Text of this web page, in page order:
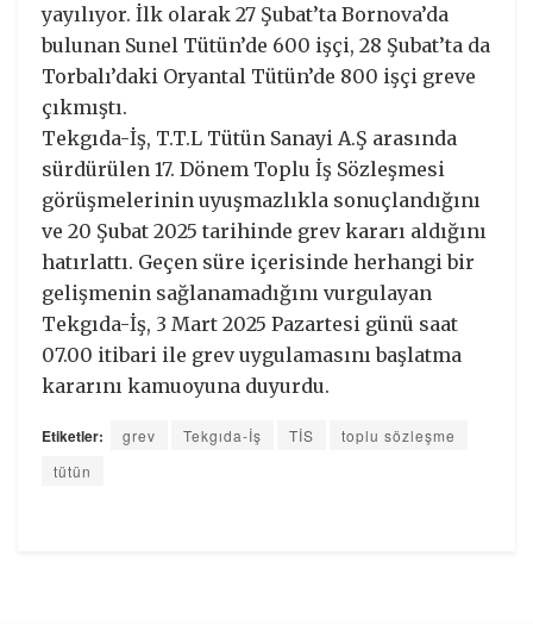
yayılıyor. İlk olarak 27 Şubat’ta Bornova’da
bulunan Sunel Tütün’de 600 işçi, 28 Şubat’ta da
Torbalı’daki Oryantal Tütün’de 800 işçi greve
çıkmıştı.
Tekgıda-İş, T.T.L Tütün Sanayi A.Ş arasında
sürdürülen 17. Dönem Toplu İş Sözleşmesi
görüşmelerinin uyuşmazlıkla sonuçlandığını
ve 20 Şubat 2025 tarihinde grev kararı aldığını
hatırlattı. Geçen süre içerisinde herhangi bir
gelişmenin sağlanamadığını vurgulayan
Tekgıda-İş, 3 Mart 2025 Pazartesi günü saat
07.00 itibari ile grev uygulamasını başlatma
kararını kamuoyuna duyurdu.
Etiketler: grev Tekgıda-İş TİS
toplu sözleşme
tütün